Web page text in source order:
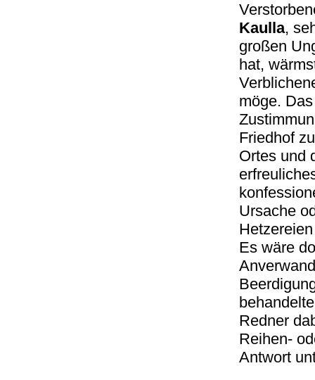
Kaulla,
großen
hat,
möge.
Friedhof
Ortes und
Ursache
Es wäre
Redner
Reihen-
Antwort